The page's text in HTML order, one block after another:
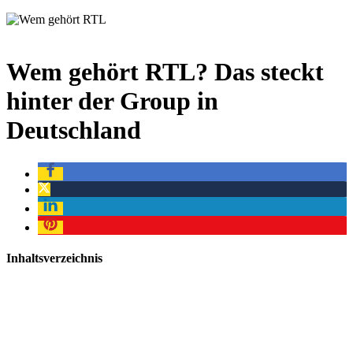
Wem gehört RTL? Das steckt
hinter der Group in
Deutschland
Inhaltsverzeichnis